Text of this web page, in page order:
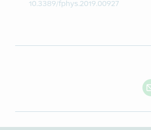
10.3389/fphys.2019.00927
Share
Share on
Share on
Share with E-mail